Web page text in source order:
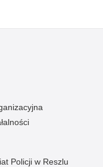
Policji w Reszlu